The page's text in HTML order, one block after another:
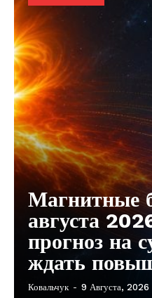
Магнитные
августа
прогноз на
ждать
Ковальчук - 9 Августа, 2026